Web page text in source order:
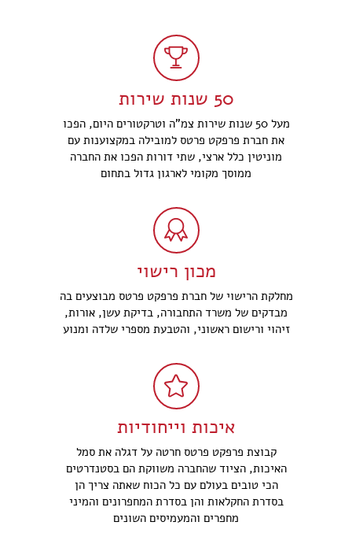
50 שנות שירות
מעל 50 שנות שירות צמ"ה וטרקטורים היום, הפכו
את חברת פרפקט פרטס למובילה במקצוענות עם
מוניטין כלל ארצי, שתי דורות הפכו את החברה
ממוסך מקומי לארגון גדול בתחום
מכון רישוי
מחלקת הרישוי של חברת פרפקט פרטס מבוצעים בה
מבדקים של משרד התחבורה, בדיקת עשן, אורות,
זיהוי ורישום ראשוני, והטבעת מספרי שלדה ומנוע
איכות וייחודיות
קבוצת פרפקט פרטס חרטה על דגלה את סמל
האיכות, הציוד שהחברה משווקת הם בסטנדרטים
הכי טובים בעולם עם כל הכוח שאתה צריך הן
בסדרת החקלאות והן בסדרת המחפרונים והמיני
מחפרים והמעמיסים השונים